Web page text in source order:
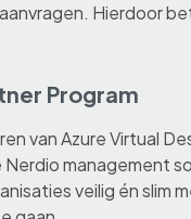
Hierdoor
Program
van Azure Virtual
Nerdio management
veilig én slim